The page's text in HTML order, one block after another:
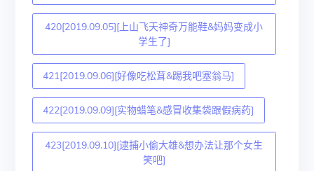
420[2019.09.05][上山飞天神奇万能鞋&妈妈变成小
学生了]
421[2019.09.06][好像吃松茸&踢我吧塞翁马]
422[2019.09.09][实物蜡笔&感冒收集袋跟假病药]
423[2019.09.10][逮捕小偷大雄&想办法让那个女生
笑吧]